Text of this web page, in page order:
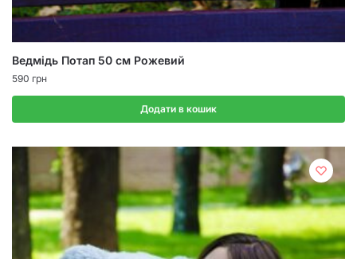
Ведмідь Потап 50 см Рожевий
590 грн
Додати в кошик